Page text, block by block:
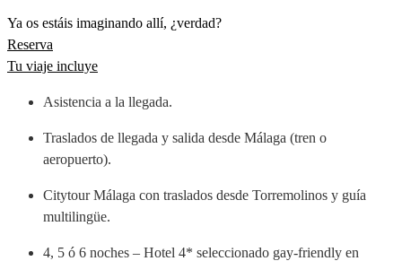
Ya os estáis imaginando allí, ¿verdad?
Reserva
Tu viaje incluye
Asistencia a la llegada.
Traslados de llegada y salida desde Málaga (tren o
aeropuerto).
Citytour Málaga con traslados desde Torremolinos y guía
multilingüe.
4, 5 ó 6 noches – Hotel 4* seleccionado gay-friendly en